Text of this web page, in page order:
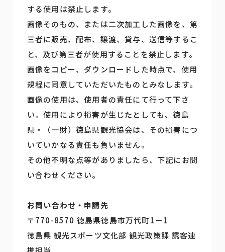
する使用は禁止します。
画像そのもの、または二次加工した画像を、第
三者に販売、配布、譲渡、貸与、送信等するこ
と、及び第三者が使用することを禁止します。
画像をコピー、ダウンロードした時点で、使用
規程に同意していただいたものとみなします。
画像の使用は、使用者の責任にて行って下さ
い。使用により損害が生じたとしても、徳島
県・（一財）徳島県観光協会は、その損害につ
いていかなる責任も負いません。
その他不明な点等がありましたら、下記にお問
い合わせください。
お問い合わせ・申請先
〒770-8570 徳島県徳島市万代町1－1
徳島県 観光スポーツ文化部 観光政策課 誘客連